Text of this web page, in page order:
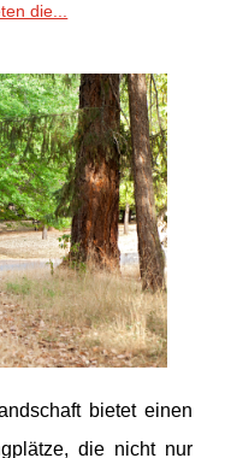
die...
bietet einen
die nicht nur